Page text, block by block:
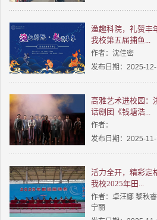
渔趣科院，礼赞丰
我校第五届捕鱼...
作者：沈佳密
发布日期：2025-
高雅艺术进校园：
话剧团《钱塘浩...
作者：
发布日期：2025-
活力全开，精彩定
我校2025年田...
作者：卓汪娜 黎秋
宁丽